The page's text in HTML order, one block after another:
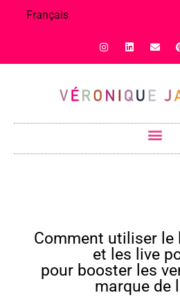
Français
Comment utiliser le
et les live
pour booster les
marque de